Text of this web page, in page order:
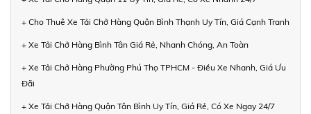
+ Cho Thuê Xe Tải Chở Hàng Quận Bình Thạnh Uy Tín, Giá Cạnh Tranh
+ Xe Tải Chở Hàng Bình Tân Giá Rẻ, Nhanh Chóng, An Toàn
+ Xe Tải Chở Hàng Phường Phú Thọ TPHCM - Điều Xe Nhanh, Giá Ưu
Đãi
+ Xe Tải Chở Hàng Quận Tân Bình Uy Tín, Giá Rẻ, Có Xe Ngay 24/7